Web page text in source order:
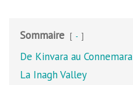
Sommaire -
De Kinvara au Connemara
La Inagh Valley